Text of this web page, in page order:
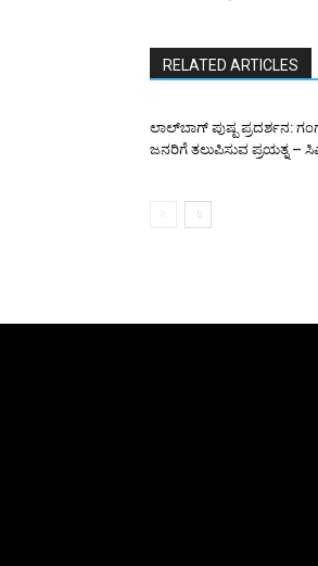
RELATED ARTICLES
ಲಾಲ್‌ಬಾಗ್ ಪುಷ್ಪ ಪ್ರದರ್ಶನ:
ಜನರಿಗೆ ತಲುಪಿಸುವ ಪ್ರಯತ್ನ –